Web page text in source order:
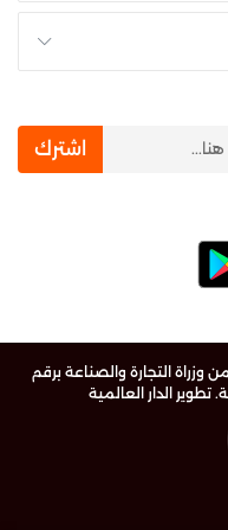
اشترك
شروة مرخص من وزراة التجارة والصناعة برقم
تطوير الدار العالمية